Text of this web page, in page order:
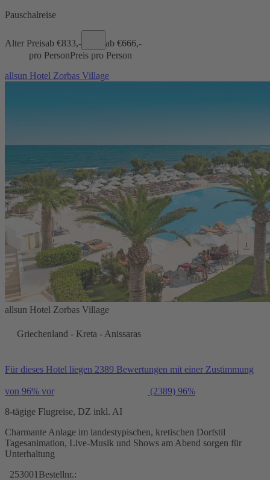
Pauschalreise
Alter Preisab €833,- ab €666,-
pro PersonPreis pro Person
allsun Hotel Zorbas Village
allsun Hotel Zorbas Village
Griechenland - Kreta - Anissaras
Für dieses Hotel liegen 2389 Bewertungen mit einer Zustimmung
von 96% vor (2389) 96%
8-tägige Flugreise, DZ inkl. AI
Charmante Anlage im landestypischen, kretischen Dorfstil
Tagesanimation, Live-Musik und Shows am Abend sorgen für
Unterhaltung
253001 Bestellnr.: